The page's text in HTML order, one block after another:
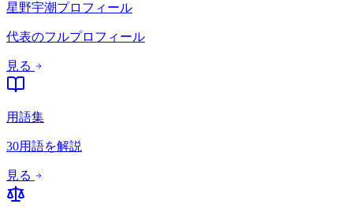
星野宇潮プロフィール
代表のフルプロフィール
見る
用語集
30用語を解説
見る